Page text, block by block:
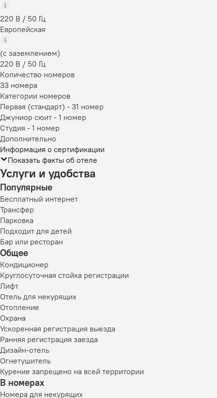
220 В / 50 Гц
Европейская
(с заземлением)
220 В / 50 Гц
Количество номеров
33 номера
Категории номеров
Первая (стандарт) - 31 номер
Джуниор сюит - 1 номер
Студия - 1 номер
Дополнительно
Информация о сертификации
Показать факты об отеле
Услуги и удобства
Популярные
Бесплатный интернет
Трансфер
Парковка
Подходит для детей
Бар или ресторан
Общее
Кондиционер
Круглосуточная стойка регистрации
Лифт
Отель для некурящих
Отопление
Охрана
Ускоренная регистрация выезда
Ранняя регистрация заезда
Дизайн-отель
Огнетушитель
Курение запрещено на всей территории
В номерах
Номера для некурящих